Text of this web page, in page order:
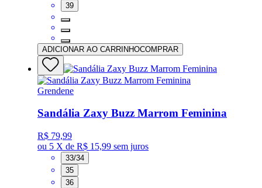
39
ADICIONAR AO CARRINHOCOMPRAR
Grendene
Sandália Zaxy Buzz Marrom Feminina
R$ 79,99
ou 5 X de R$ 15,99 sem juros
33/34
35
36